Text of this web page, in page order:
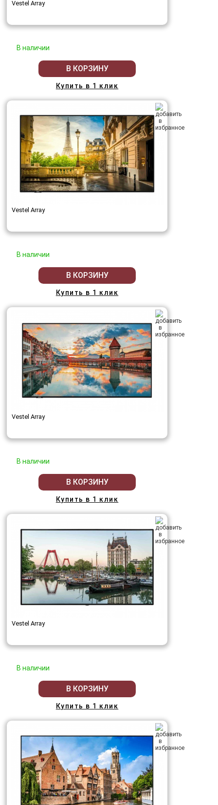
Vestel Array
В наличии
В КОРЗИНУ
Купить в 1 клик
Vestel Array
В наличии
В КОРЗИНУ
Купить в 1 клик
Vestel Array
В наличии
В КОРЗИНУ
Купить в 1 клик
Vestel Array
В наличии
В КОРЗИНУ
Купить в 1 клик